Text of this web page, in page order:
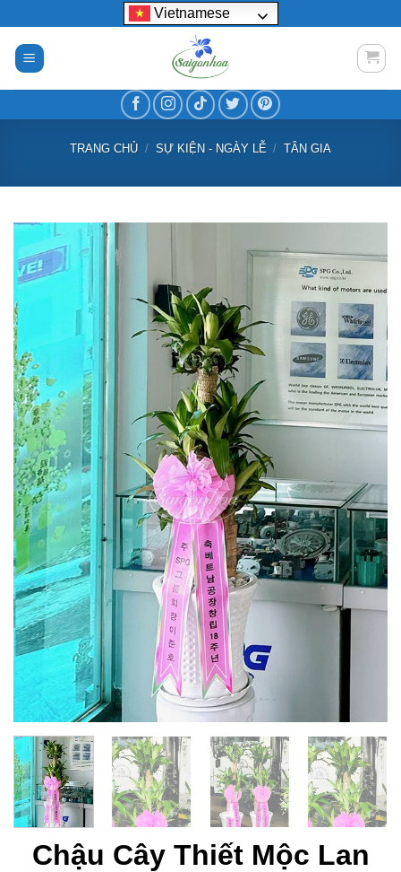
nội
dung
Vietnamese
TRANG CHỦ / SỰ KIỆN - NGÀY LỄ / TÂN GIA
Chậu Cây Thiết Mộc Lan